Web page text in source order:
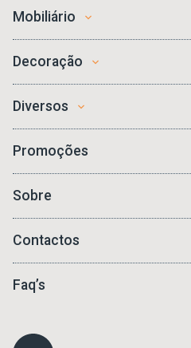
Mobiliário
Decoração
Diversos
Promoções
Sobre
Contactos
Faq’s